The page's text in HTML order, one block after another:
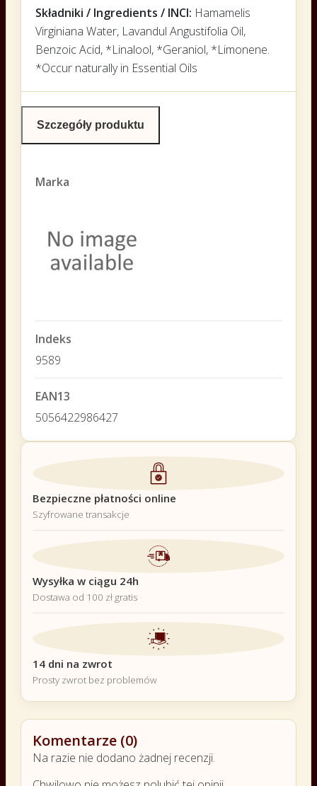
Składniki / Ingredients / INCI: Hamamelis
Virginiana Water, Lavandul Angustifolia Oil,
Benzoic Acid, *Linalool, *Geraniol, *Limonene.
*Occur naturally in Essential Oils
Szczegóły produktu
Marka
Indeks
9589
EAN13
5056422986427
Bezpieczne płatności online
Szyfrowane transakcje
Wysyłka w ciągu 24h
Dostawa od 100 zł gratis
14 dni na zwrot
Prosty zwrot bez problemów
Komentarze (0)
Na razie nie dodano żadnej recenzji.